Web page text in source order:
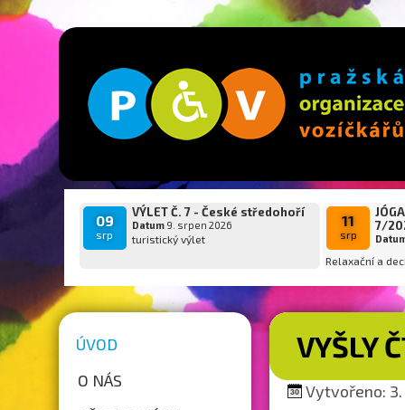
09
srp
VÝLET Č. 7 - České středohoří
Datum9. srpen 2026
turistický výlet
11
srp
7/
Relaxační a
ÚVOD
O NÁS
VYŠLY
Vytvořeno: 3.